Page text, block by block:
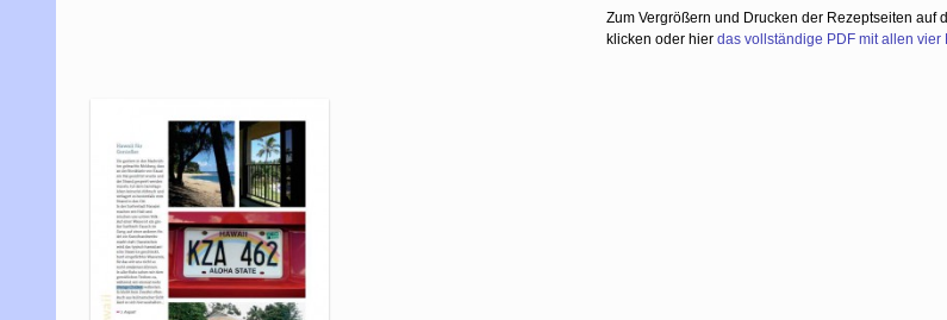
Zum Vergrößern und Drucken der Rezeptseiten
klicken oder hier das vollständige PDF mit allen